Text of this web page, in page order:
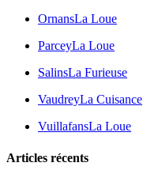
OrnansLa Loue
ParceyLa Loue
SalinsLa Furieuse
VaudreyLa Cuisance
VuillafansLa Loue
Articles récents